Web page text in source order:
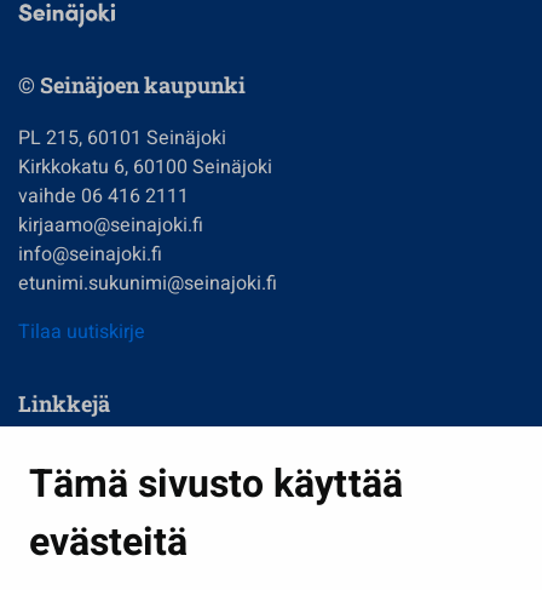
Tämä sivusto käyttää
evästeitä
© Seinäjoen kaupunki
PL 215, 60101 Seinäjoki
Kirkkokatu 6, 60100 Seinäjoki
vaihde 06 416 2111
kirjaamo@seinajoki.fi
info@seinajoki.fi
etunimi.sukunimi@seinajoki.fi
Tilaa uutiskirje
Linkkejä
Kasvatus ja opetus
Kulttuuri ja liikunta